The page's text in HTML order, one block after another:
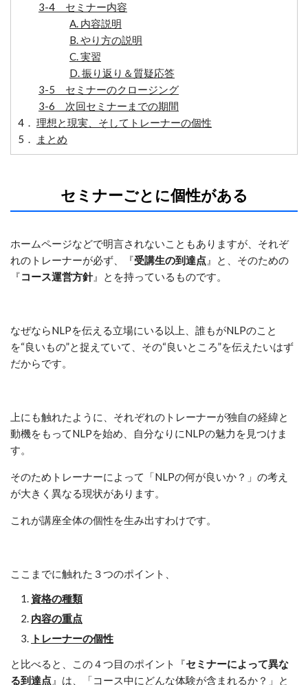
3-4 セミナー内容
A. 内容説明
B. やり方の説明
C. 実習
D. 振り返り＆質疑応答
3-5 セミナーのクロージング
3-6 次回セミナーまでの期間
4． 理想と現実、そしてトレーナーの個性
5．
まとめ
セミナーごとに個性がある
ホームページなどで明言されないこともありますが、それぞ
れのトレーナーが必ず、『受講生の到達点 』と、そのための
『コース運営方針』とを持っているものです。
なぜならNLPを伝える立場にいる以上、誰もがNLPのこと
を“良いもの”と捉えていて、その“良いところ”を伝えたいはず
だからです。
上にも触れたように、それぞれのトレーナーが独自の経緯と
動機をもってNLPを始め、自分なりにNLPの魅力を見つけま
す。
そのためトレーナーによって「NLPの何が良いか？」の考え
が大きく異なる現状があります。
これが講座全体の個性を生み出すわけです。
ここまでに触れた３つのポイント、
資格の種類
内容の重点
トレーナーの個性
と比べると、この４つ目のポイント『セミナーによって異な
る到達点 』は、「コース中にどんな体験が含まれるか？」と